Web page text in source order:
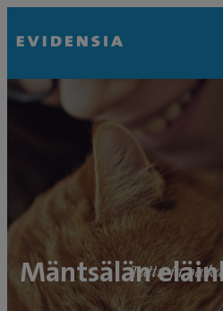
MäntsälänTuttu ja